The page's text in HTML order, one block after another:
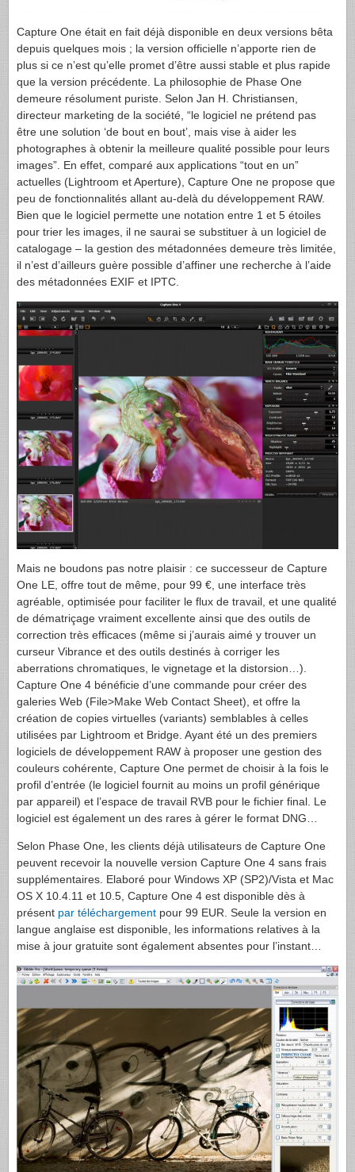
Capture One était en fait déjà disponible en deux versions bêta
depuis quelques mois ; la version officielle n’apporte rien de
plus si ce n’est qu’elle promet d’être aussi stable et plus rapide
que la version précédente. La philosophie de Phase One
demeure résolument puriste. Selon Jan H. Christiansen,
directeur marketing de la société, “le logiciel ne prétend pas
être une solution ‘de bout en bout’, mais vise à aider les
photographes à obtenir la meilleure qualité possible pour leurs
images”. En effet, comparé aux applications “tout en un”
actuelles (Lightroom et Aperture), Capture One ne propose que
peu de fonctionnalités allant au-delà du développement RAW.
Bien que le logiciel permette une notation entre 1 et 5 étoiles
pour trier les images, il ne saurai se substituer à un logiciel de
catalogage – la gestion des métadonnées demeure très limitée,
il n’est d’ailleurs guère possible d’affiner une recherche à l’aide
des métadonnées EXIF et IPTC
Mais ne boudons pas notre plaisir : ce successeur de Capture
One LE, offre tout de même, pour 99 €, une interface très
agréable, optimisée pour faciliter le flux de travail, et une qualité
de dématriçage vraiment excellente ainsi que des outils de
correction très efficaces (même si j’aurais aimé y trouver un
curseur Vibrance et des outils destinés à corriger les
aberrations chromatiques, le vignetage et la distorsion…).
Capture One 4 bénéficie d’une commande pour créer des
galeries Web (File>Make Web Contact Sheet), et offre la
création de copies virtuelles (variants) semblables à celles
utilisées par Lightroom et Bridge. Ayant été un des premiers
logiciels de développement RAW à proposer une gestion des
couleurs cohérente, Capture One permet de choisir à la fois le
profil d’entrée (le logiciel fournit au moins un profil générique
par appareil) et l’espace de travail RVB pour le fichier final. Le
logiciel est également un des rares à gérer le format DNG…
Selon Phase One, les clients déjà utilisateurs de Capture One
peuvent recevoir la nouvelle version Capture One 4 sans frais
supplémentaires. Elaboré pour Windows XP (SP2)/Vista et Mac
OS X 10.4.11 et 10.5, Capture One 4 est disponible dès à
présent par téléchargement pour 99 EUR . Seule la version en
langue anglaise est disponible, les informations relatives à la
mise à jour gratuite sont également absentes pour l’instant…